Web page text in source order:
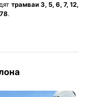
трамваи 3, 5, 6, 7, 12,
.